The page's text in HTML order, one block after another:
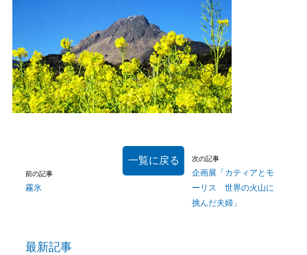
前の記事
霧氷
次の記事
企画展「カティアとモ
ーリス 世界の火山に
挑んだ夫婦」
一覧に戻る
最新記事